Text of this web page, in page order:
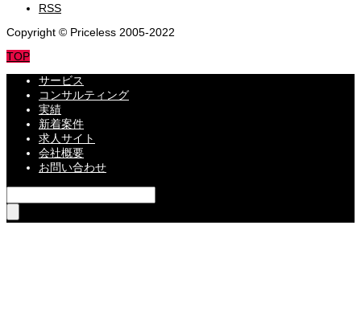
RSS
Copyright © Priceless 2005-2022
TOP
サービス
コンサルティング
実績
新着案件
求人サイト
会社概要
お問い合わせ